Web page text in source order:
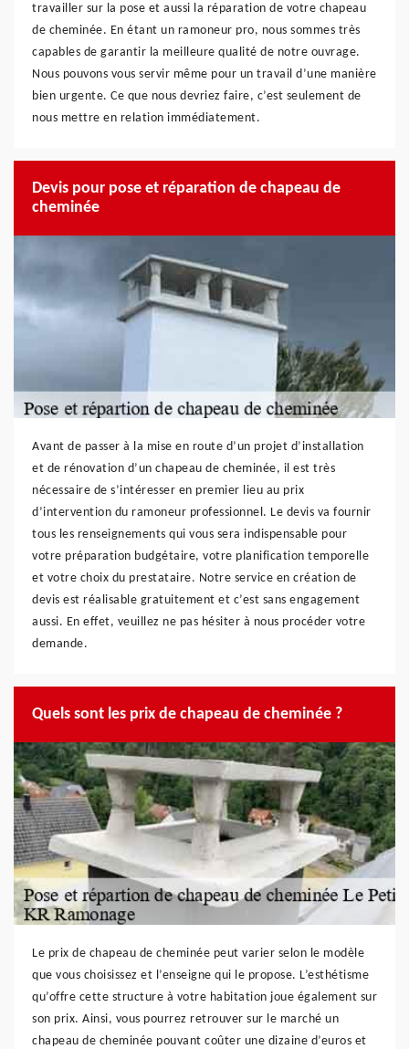
travailler sur la pose et aussi la réparation de votre chapeau
de cheminée. En étant un ramoneur pro, nous sommes très
capables de garantir la meilleure qualité de notre ouvrage.
Nous pouvons vous servir même pour un travail d’une manière
bien urgente. Ce que nous devriez faire, c’est seulement de
nous mettre en relation immédiatement.
Devis pour pose et réparation de chapeau de
cheminée
Avant de passer à la mise en route d’un projet d’installation
et de rénovation d’un chapeau de cheminée, il est très
nécessaire de s’intéresser en premier lieu au prix
d’intervention du ramoneur professionnel. Le devis va fournir
tous les renseignements qui vous sera indispensable pour
votre préparation budgétaire, votre planification temporelle
et votre choix du prestataire. Notre service en création de
devis est réalisable gratuitement et c’est sans engagement
aussi. En effet, veuillez ne pas hésiter à nous procéder votre
demande.
Quels sont les prix de chapeau de cheminée ?
Le prix de chapeau de cheminée peut varier selon le modèle
que vous choisissez et l’enseigne qui le propose. L’esthétisme
qu’offre cette structure à votre habitation joue également sur
son prix. Ainsi, vous pourrez retrouver sur le marché un
chapeau de cheminée pouvant coûter une dizaine d’euros et